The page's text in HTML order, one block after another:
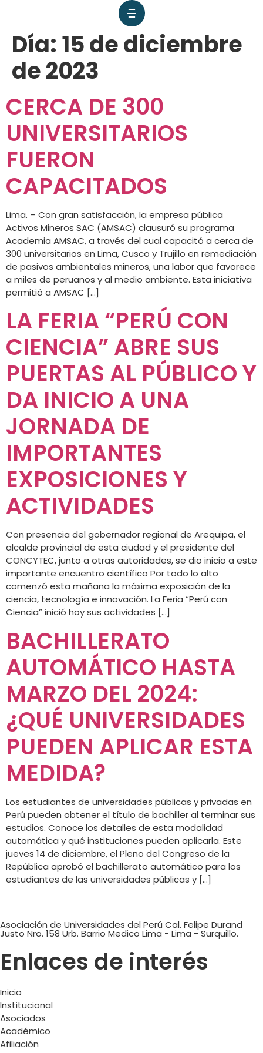
Día: 15 de diciembre
de 2023
CERCA DE 300
UNIVERSITARIOS
FUERON
CAPACITADOS
Lima. – Con gran satisfacción, la empresa pública
Activos Mineros SAC (AMSAC) clausuró su programa
Academia AMSAC, a través del cual capacitó a cerca de
300 universitarios en Lima, Cusco y Trujillo en remediación
de pasivos ambientales mineros, una labor que favorece
a miles de peruanos y al medio ambiente. Esta iniciativa
permitió a AMSAC […]
LA FERIA “PERÚ CON
CIENCIA” ABRE SUS
PUERTAS AL PÚBLICO Y
DA INICIO A UNA
JORNADA DE
IMPORTANTES
EXPOSICIONES Y
ACTIVIDADES
Con presencia del gobernador regional de Arequipa, el
alcalde provincial de esta ciudad y el presidente del
CONCYTEC, junto a otras autoridades, se dio inicio a este
importante encuentro científico Por todo lo alto
comenzó esta mañana la máxima exposición de la
ciencia, tecnología e innovación. La Feria “Perú con
Ciencia” inició hoy sus actividades […]
BACHILLERATO
AUTOMÁTICO HASTA
MARZO DEL 2024:
¿QUÉ UNIVERSIDADES
PUEDEN APLICAR ESTA
MEDIDA?
Los estudiantes de universidades públicas y privadas en
Perú pueden obtener el título de bachiller al terminar sus
estudios. Conoce los detalles de esta modalidad
automática y qué instituciones pueden aplicarla. Este
jueves 14 de diciembre, el Pleno del Congreso de la
República aprobó el bachillerato automático para los
estudiantes de las universidades públicas y […]
Asociación de Universidades del Perú Cal. Felipe Durand
Justo Nro. 158 Urb. Barrio Medico Lima - Lima - Surquillo.
Enlaces de interés
Inicio
Institucional
Asociados
Académico
Afiliación